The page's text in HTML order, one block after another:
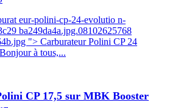
eur-polini-cp-24-evolutio n-
ba249da4a.jpg.08102625768
"> Carburateur Polini CP 24
à tous,...
CP 17,5 sur MBK Booster